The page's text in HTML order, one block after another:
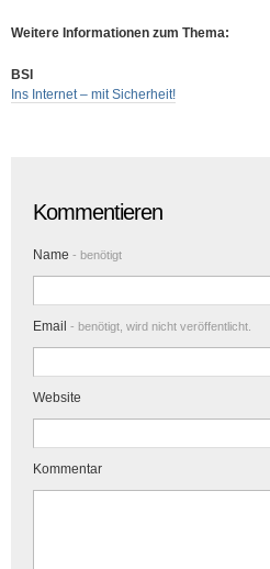
Weitere Informationen zum Thema:
BSI
Ins Internet – mit Sicherheit!
Kommentieren
Name - benötigt
Email - benötigt, wird nicht veröffentlicht.
Website
Kommentar